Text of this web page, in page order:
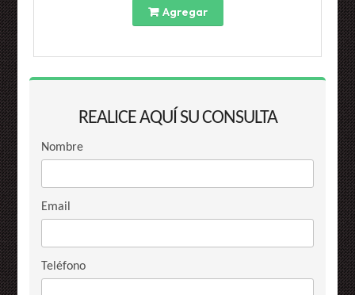
Agregar
REALICE AQUÍ SU CONSULTA
Nombre
Email
Teléfono